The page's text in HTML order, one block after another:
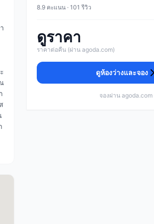
8.9 คะแนน · 101 รีวิว
ดูราคา
ราคาต่อคืน (ผ่าน agoda.com)
ดูห้องว่างและจอง
จองผ่าน agoda.com